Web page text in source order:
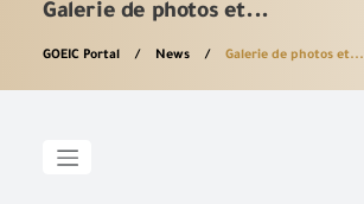
Galerie de photos et...
GOEIC Portal News Galerie de photos et...